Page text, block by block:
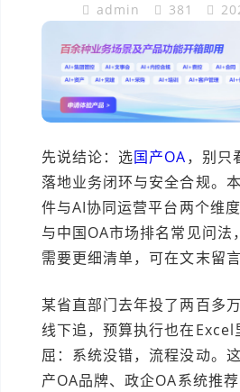
admin 381
先说结论：选国产OA，别只
落地业务闭环与安全合规。
件与AI协同运营平台两个维
与中国OA市场排名常见问法
需要更细清单，可在文末留言
某省直部门去年投了两百多
线下追，预算执行也在
屈：系统没错，流程没动。
产OA品牌、政企OA系统推